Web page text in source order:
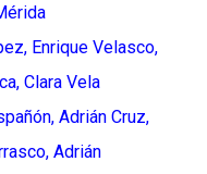
Enrique Velasco,
Clara Vela
Adrián Cruz,
Adrián